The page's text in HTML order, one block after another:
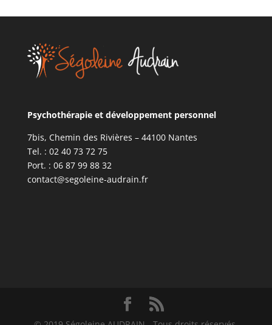
Psychothérapie et développement personnel
7bis, Chemin des Rivières – 44100 Nantes
Tel. : 02 40 73 72 75
Port. : 06 87 99 88 32
contact@segoleine-audrain.fr